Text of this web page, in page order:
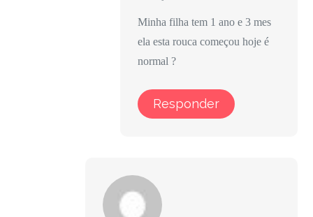
Minha filha tem 1 ano e 3 mes
ela esta rouca começou hoje é
normal ?
Responder